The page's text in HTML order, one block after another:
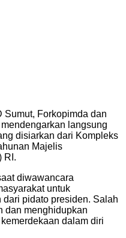
Sumut, Forkopimda dan
langsung
disiarkan dari Kompleks
Majelis
RI.
diwawancara
untuk
pidato presiden. Salah
dan menghidupkan
dalam diri